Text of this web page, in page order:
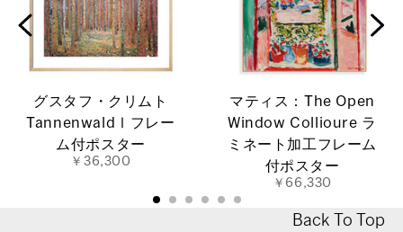
グスタフ・クリムト
TannenwaldⅠフレー
ム付ポスター
￥36,300
マティス：The Open
Window Collioure ラ
ミネート加工フレーム
付ポスター
￥66,330
Back To Top